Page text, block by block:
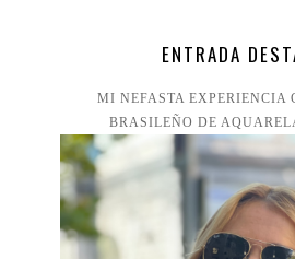
ENTRADA
MI NEFASTA EXPERIENCIA
BRASILEÑO DE